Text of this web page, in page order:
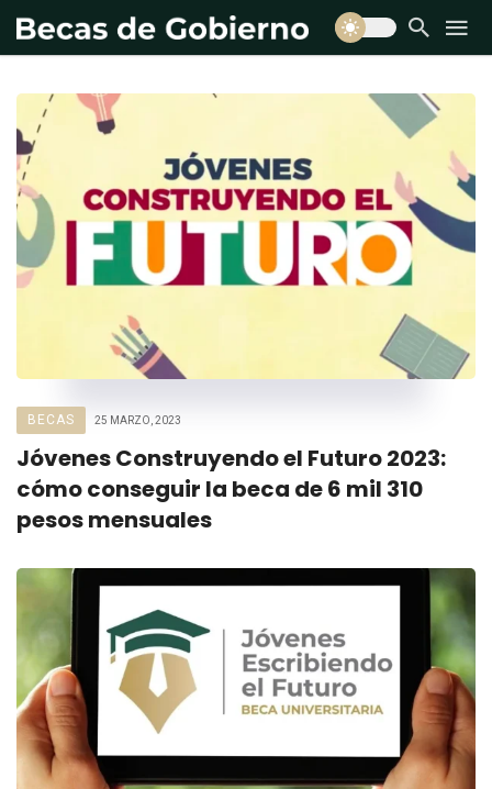
BECAS 25 MARZO, 2023
Jóvenes Construyendo el Futuro 2023:
cómo conseguir la beca de 6 mil 310
pesos mensuales